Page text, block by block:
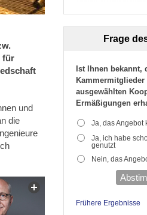
für
und
die
Frage
Ist Ihnen bekannt,
Kammermitglieder
ausgewählten
Ermäßigungen
Ja, das Angebot
Ja, ich habe
genutzt
Nein, das
Frühere Ergebnisse